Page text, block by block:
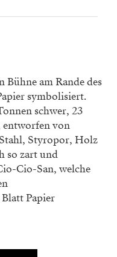
Bühne am Rande des
symbolisiert.
schwer, 23
von
Styropor, Holz
so zart und
Cio-San, welche
Papier